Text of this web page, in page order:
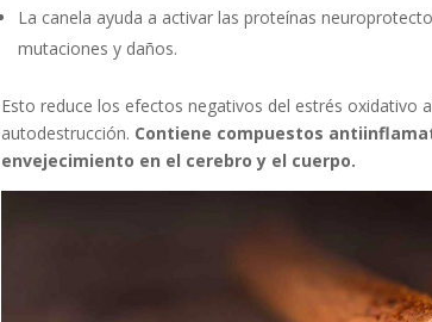
La canela ayuda a activar las proteínas
mutaciones y daños.
Esto reduce los efectos negativos del estrés oxidativo
autodestrucción. Contiene compuestos
envejecimiento en el cerebro y el cuerpo.